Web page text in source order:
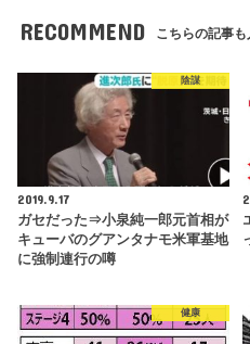
RECOMMEND こちらの記事も
陰謀
2019.9.17
ガセだった⇒小泉純一郎元首相が
キューバのグアンタナモ米軍基地
に強制連行の噂
健康